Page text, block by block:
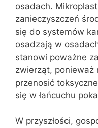
osadach.
zanieczyszczeń
się do systemów
osadzają w
stanowi poważne
zwierząt, ponieważ
przenosić
się w łańcuchu
W przyszłości,